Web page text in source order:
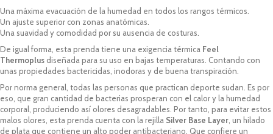
Una máxima evacuación de la humedad en todos los rangos térmicos.
Un ajuste superior con zonas anatómicas.
Una suavidad y comodidad por su ausencia de costuras.
De igual forma, esta prenda tiene una exigencia térmica Feel
Thermoplus diseñada para su uso en bajas temperaturas. Contando con
unas propiedades bactericidas, inodoras y de buena transpiración.
Por norma general, todas las personas que practican deporte sudan. Es por
eso, que gran cantidad de bacterias prosperan con el calor y la humedad
corporal, produciendo así olores desagradables. Por tanto, para evitar estos
malos olores, esta prenda cuenta con la rejilla Silver Base Layer , un hilado
de plata que contiene un alto poder antibacteriano. Que confiere un